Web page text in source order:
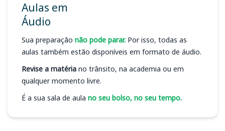
Aulas em
Áudio
Sua preparação não pode parar. Por isso, todas as
aulas também estão disponíveis em formato de áudio.
Revise a matéria no trânsito, na academia ou em
qualquer momento livre.
É a sua sala de aula no seu bolso, no seu tempo.